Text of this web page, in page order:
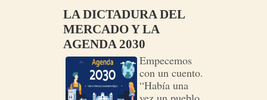
LA DICTADURA DEL
MERCADO Y LA
AGENDA 2030
Empecemos
con un cuento.
“Había una